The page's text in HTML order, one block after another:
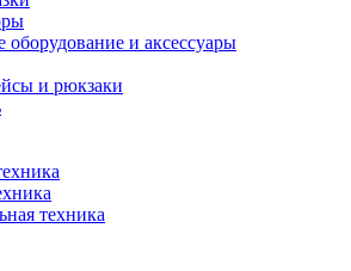
оборудование и аксессуары
и рюкзаки
техника